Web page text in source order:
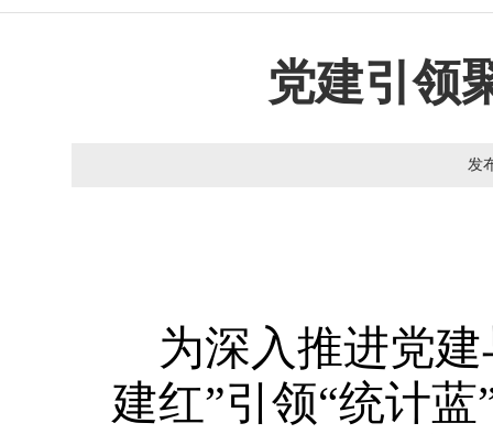
党建引领
发
为深入推进党
建红”引领“统计